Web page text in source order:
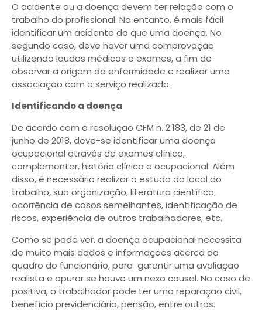
O acidente ou a doença devem ter relação com o
trabalho do profissional. No entanto, é mais fácil
identificar um acidente do que uma doença. No
segundo caso, deve haver uma comprovação
utilizando laudos médicos e exames, a fim de
observar a origem da enfermidade e realizar uma
associação com o serviço realizado.
Identificando a doença
De acordo com a resolução CFM n. 2.183, de 21 de
junho de 2018, deve-se identificar uma doença
ocupacional através de exames clínico,
complementar, história clínica e ocupacional. Além
disso, é necessário realizar o estudo do local do
trabalho, sua organização, literatura científica,
ocorrência de casos semelhantes, identificação de
riscos, experiência de outros trabalhadores, etc.
Como se pode ver, a doença ocupacional necessita
de muito mais dados e informações acerca do
quadro do funcionário, para garantir uma avaliação
realista e apurar se houve um nexo causal. No caso de
positiva, o trabalhador pode ter uma reparação civil,
benefício previdenciário, pensão, entre outros.